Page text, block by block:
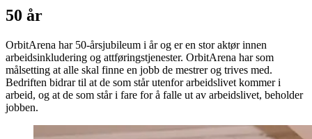
50 år
OrbitArena har 50-årsjubileum i år og er en stor aktør innen
arbeidsinkludering og attføringstjenester. OrbitArena har som
målsetting at alle skal finne en jobb de mestrer og trives med.
Bedriften bidrar til at de som står utenfor arbeidslivet kommer i
arbeid, og at de som står i fare for å falle ut av arbeidslivet, beholder
jobben.